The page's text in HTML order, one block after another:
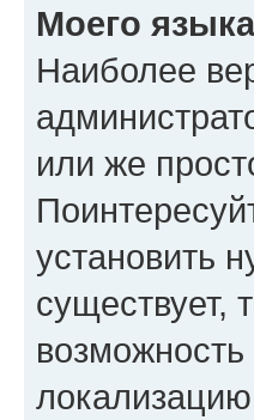
Моего
Наиболее
или же
установить
существует,